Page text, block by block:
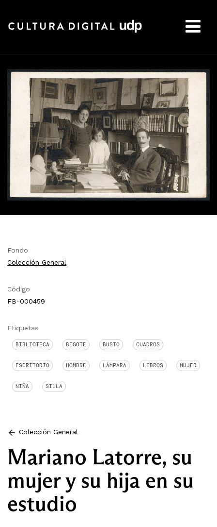
Fondo
Colección General
Código
FB-000459
Etiquetas
BIBLIOTECA BIGOTE BUSTO CUADROS
ESCRITORIO HOMBRE LÁMPARA LIBROS MUJER
NIÑA SILLA
Colección General
Mariano Latorre, su
mujer y su hija en su
estudio